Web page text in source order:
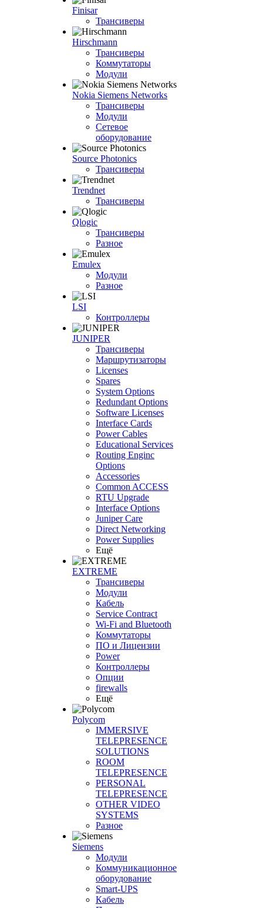
Finisar
Трансиверы
Hirschmann
Трансиверы
Коммутаторы
Модули
Nokia Siemens Networks
Трансиверы
Модули
Сетевое
оборудование
Source Photonics
Трансиверы
Trendnet
Трансиверы
Qlogic
Трансиверы
Разное
Emulex
Модули
Разное
LSI
Контроллеры
JUNIPER
Трансиверы
Маршрутизаторы
Licenses
Spares
System Options
Redundant Options
Software Licenses
Interface Cards
Power Cables
Educational Services
Routing Enginc
Options
Accessories
Common ACCESS
RTU Upgrade
Interface Options
Juniper Care
Direct Networking
Power Supplies
Ещё
EXTREME
Трансиверы
Модули
Кабель
Service Contract
Wi-Fi and Bluetooth
Коммутаторы
ПО и Лицензии
Power
Контроллеры
Опции
firewalls
Ещё
Polycom
IMMERSIVE
TELEPRESENCE
SOLUTIONS
ROOM
TELEPRESENCE
PERSONAL
TELEPRESENCE
OTHER VIDEO
SYSTEMS
Разное
Siemens
Модули
Коммуникационное
оборудование
Smart-UPS
Кабель